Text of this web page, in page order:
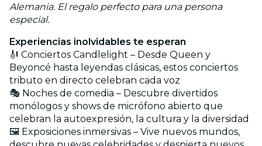
Alemania. El regalo perfecto para una persona
especial.
Experiencias inolvidables te esperan
🎻 Conciertos Candlelight – Desde Queen y
Beyoncé hasta leyendas clásicas, estos conciertos
tributo en directo celebran cada voz
🎭 Noches de comedia – Descubre divertidos
monólogos y shows de micrófono abierto que
celebran la autoexpresión, la cultura y la diversidad
🖼️ Exposiciones inmersivas – Vive nuevos mundos,